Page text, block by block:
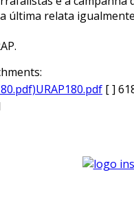
última relata
URAP180.pdf [ ]